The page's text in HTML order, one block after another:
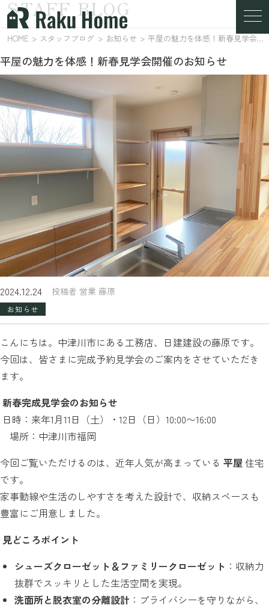
スタッフブログ
STAFF BLOG
HOME スタッフブログ お知らせ 平屋の魅力を体感！新春見学会開催のお知らせ
平屋の魅力を体感！新春見学会開催のお知らせ
2024.12.24 投稿者 営業 藤原
お知らせ
こんにちは。中津川市にある工務店、日建建設の藤原です。
今回は、皆さまに完成予約見学会のご案内をさせていただき
ます。
新春完成見学会のお知らせ
日時：来年1月11日（土）・12日（日）10:00〜16:00
場所：中津川市福岡
今回ご覧いただけるのは、近年人気が高まっている 平屋住宅
です。
家事動線や生活のしやすさを考えた設計で、収納スペースも
豊富にご用意しました。
見どころポイント
シューズクローゼット＆ファミリークローゼット ：収納力
抜群でスッキリとした生活空間を実現。
洗面所と脱衣室の分離設計 ：プライバシーを守りながら、